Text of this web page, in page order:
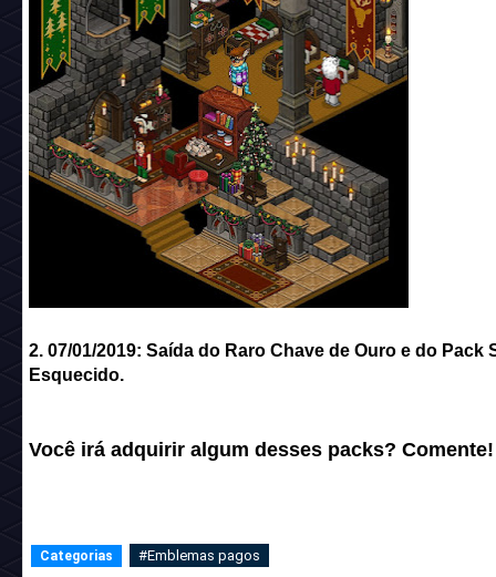
2. 07/01/2019: Saída do Raro Chave de Ouro e do Pack
Esquecido.
Você irá adquirir algum desses packs? Comente!
Categorias #Emblemas pagos